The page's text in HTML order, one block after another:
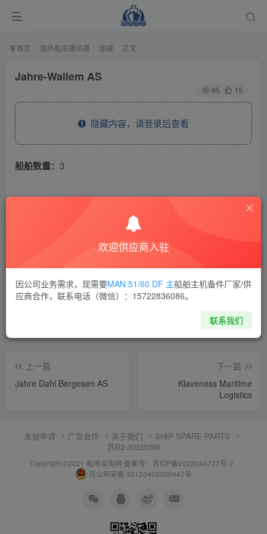
首页 国外船东通讯录 挪威 正文
Jahre-Wallem AS
65 15
隐藏内容，请登录后查看
船舶数量： 3
THE END
喜欢就支持一下吧
上一篇
Jahre Dahl Bergesen AS
下一篇
Klaveness Maritime
Logistics
友链申请 广告合作 关于我们
SHIP SPARE PARTS
苏B2-20230266
Copyright ©2021 船用采购网 备案号：苏ICP备2022046727号-2
苏公网安备 32120402000447号
欢迎供应商入驻
因公司业务需求，现需要MAN 51/60 DF 主船舶主机备件厂家/供
应商合作，联系电话（微信）：15722836086。
联系我们